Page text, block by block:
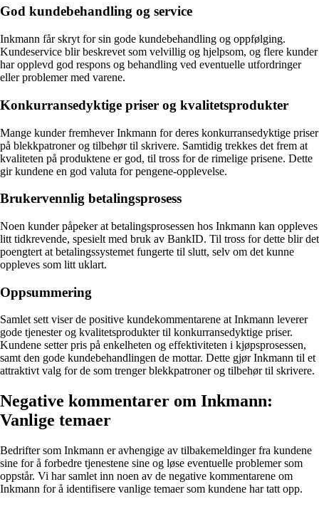
God kundebehandling og service
Inkmann får skryt for sin gode kundebehandling og oppfølging.
Kundeservice blir beskrevet som velvillig og hjelpsom, og flere kunder
har opplevd god respons og behandling ved eventuelle utfordringer
eller problemer med varene.
Konkurransedyktige priser og kvalitetsprodukter
Mange kunder fremhever Inkmann for deres konkurransedyktige priser
på blekkpatroner og tilbehør til skrivere. Samtidig trekkes det frem at
kvaliteten på produktene er god, til tross for de rimelige prisene. Dette
gir kundene en god valuta for pengene-opplevelse.
Brukervennlig betalingsprosess
Noen kunder påpeker at betalingsprosessen hos Inkmann kan oppleves
litt tidkrevende, spesielt med bruk av BankID. Til tross for dette blir det
poengtert at betalingssystemet fungerte til slutt, selv om det kunne
oppleves som litt uklart.
Oppsummering
Samlet sett viser de positive kundekommentarene at Inkmann leverer
gode tjenester og kvalitetsprodukter til konkurransedyktige priser.
Kundene setter pris på enkelheten og effektiviteten i kjøpsprosessen,
samt den gode kundebehandlingen de mottar. Dette gjør Inkmann til et
attraktivt valg for de som trenger blekkpatroner og tilbehør til skrivere.
Negative kommentarer om Inkmann:
Vanlige temaer
Bedrifter som Inkmann er avhengige av tilbakemeldinger fra kundene
sine for å forbedre tjenestene sine og løse eventuelle problemer som
oppstår. Vi har samlet inn noen av de negative kommentarene om
Inkmann for å identifisere vanlige temaer som kundene har tatt opp.